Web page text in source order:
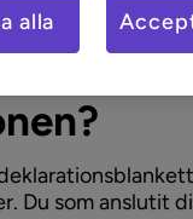
Du som anslutit
alla